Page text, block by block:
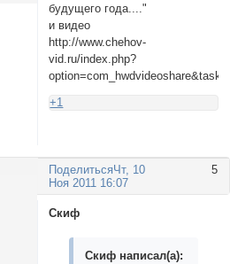
будущего года...."
и видео
http://www.chehov-
vid.ru/index.php?
+1
Поделиться 5
Чт, 10
Ноя 2011 16:07
Скиф
Скиф написал(а):